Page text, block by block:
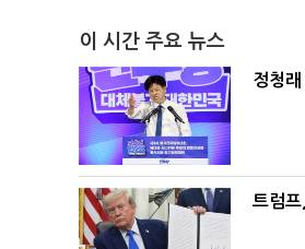
이 시간 주요 뉴스
정청
트럼